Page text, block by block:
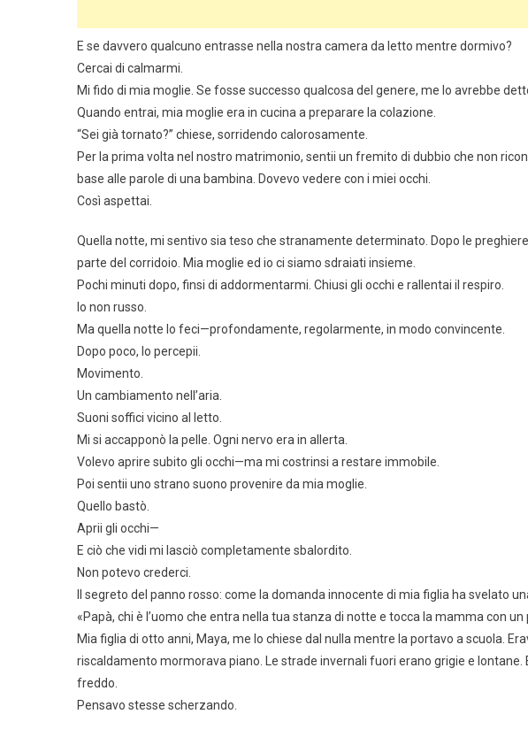
E se davvero qualcuno entrasse nella nostra camera da letto mentre dormivo?
Cercai di calmarmi.
Mi fido di mia moglie. Se fosse successo qualcosa del genere, me lo avrebbe
Quando entrai, mia moglie era in cucina a preparare la colazione.
“Sei già tornato?” chiese, sorridendo calorosamente.
Per la prima volta nel nostro matrimonio, sentii un fremito di dubbio che non
base alle parole di una bambina. Dovevo vedere con i miei occhi.
Così aspettai.
Quella notte, mi sentivo sia teso che stranamente determinato. Dopo le
parte del corridoio. Mia moglie ed io ci siamo sdraiati insieme.
Pochi minuti dopo, finsi di addormentarmi. Chiusi gli occhi e rallentai il respiro.
Io non russo.
Ma quella notte lo feci—profondamente, regolarmente, in modo convincente.
Dopo poco, lo percepii.
Movimento.
Un cambiamento nell’aria.
Suoni soffici vicino al letto.
Mi si accapponò la pelle. Ogni nervo era in allerta.
Volevo aprire subito gli occhi—ma mi costrinsi a restare immobile.
Poi sentii uno strano suono provenire da mia moglie.
Quello bastò.
Aprii gli occhi—
E ciò che vidi mi lasciò completamente sbalordito.
Non potevo crederci.
Il segreto del panno rosso: come la domanda innocente di mia figlia ha svelato
«Papà, chi è l’uomo che entra nella tua stanza di notte e tocca la mamma con
Mia figlia di otto anni, Maya, me lo chiese dal nulla mentre la portavo a scuola.
riscaldamento mormorava piano. Le strade invernali fuori erano grigie e lontane.
freddo.
Pensavo stesse scherzando.